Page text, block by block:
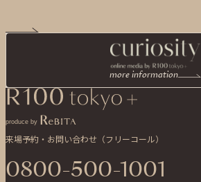
more information
produce by
来場予約・お問い合わせ（フリーコール）
0800-500-1001